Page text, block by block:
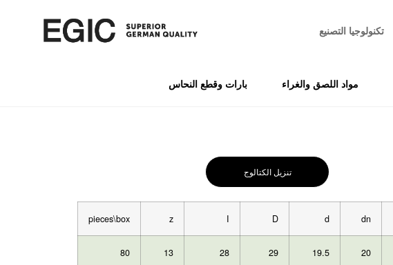
تكنولوجيا التصنيع
مواد اللصق والغراء بارات وقطع النحاس
تنزيل الكتالوج
dn
d
D
I
z
pieces\box
20
19.5
29
28
13
80